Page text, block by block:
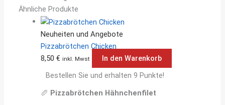
Ähnliche Produkte
Neuheiten und Angebote
Pizzabrötchen Chicken
8,50 € inkl. Mwst
In den Warenkorb
Bestellen Sie und erhalten 9 Punkte!
🥖 Pizzabrötchen Hähnchenfilet